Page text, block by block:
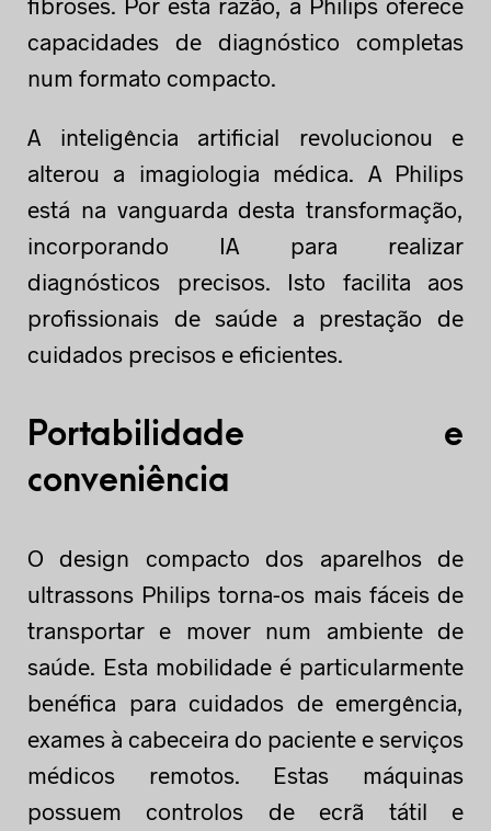
capacidades de diagnóstico completas
num formato compacto.
A inteligência artificial revolucionou e
alterou a imagiologia médica. A Philips
está na vanguarda desta transformação,
incorporando IA para realizar
diagnósticos precisos. Isto facilita aos
profissionais de saúde a prestação de
cuidados precisos e eficientes.
Portabilidade e
conveniência
O design compacto dos aparelhos de
ultrassons Philips torna-os mais fáceis de
transportar e mover num ambiente de
saúde. Esta mobilidade é particularmente
benéfica para cuidados de emergência,
exames à cabeceira do paciente e serviços
médicos remotos. Estas máquinas
possuem controlos de ecrã tátil e